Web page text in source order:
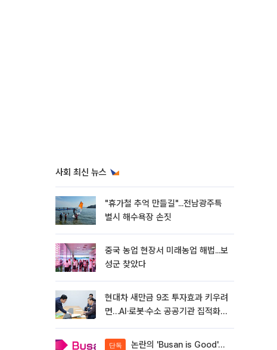
사회 최신 뉴스
"휴가철 추억 만들길"...전남광주특
별시 해수욕장 손짓
중국 농업 현장서 미래농업 해법...보
성군 찾았다
현대차 새만금 9조 투자효과 키우려
면…AI·로봇·수소 공공기관 집적화
단독